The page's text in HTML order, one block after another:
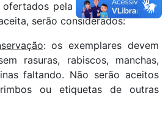
pela UFAPE. Para que
serão considerados:
: os exemplares devem
rasuras, rabiscos, manchas,
faltando. Não serão aceitos
ou etiquetas de outras